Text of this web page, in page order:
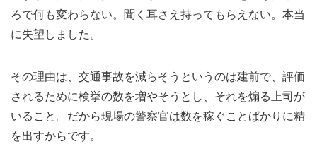
ろで何も変わらない。聞く耳さえ持ってもらえない。本当
に失望しました。
その理由は、交通事故を減らそうというのは建前で、評価
されるために検挙の数を増やそうとし、それを煽る上司が
いること。だから現場の警察官は数を稼ぐことばかりに精
を出すからです。